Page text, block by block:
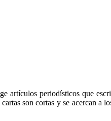
artículos periodísticos que
son cortas y se acercan a